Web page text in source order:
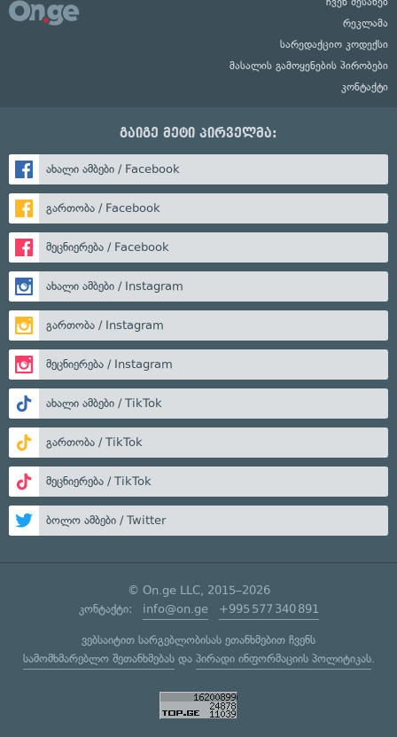
რეკლამა
სარედაქციო კოდექსი
მასალის გამოყენების პირობები
კონტაქტი
გაიგე მეტი პირველმა:
ახალი ამბები / Facebook
გართობა / Facebook
მეცნიერება / Facebook
ახალი ამბები / Instagram
გართობა / Instagram
მეცნიერება / Instagram
ახალი ამბები / TikTok
გართობა / TikTok
მეცნიერება / TikTok
ბოლო ამბები / Twitter
© On.ge LLC, 2015–2026
კონტაქტი: info@on.ge +995 577 340 891
ვებსაიტით სარგებლობისას ეთანხმებით ჩვენს
სამომხმარებლო შეთანხმებასდა პირადი ინფორმაციის პოლიტიკას.